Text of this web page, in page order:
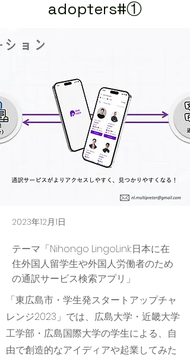
adopters#①
2023年12月1日
テーマ「Nihongo LingoLink:日本に在
住外国人留学生や外国人労働者のため
の通訳サービス検索アプリ」
「東広島市・学生発スタートアップチャ
レンジ2023」では、広島大学・近畿大学
工学部・広島国際大学の学生による、自
由で創造的なアイディアや起業してみた